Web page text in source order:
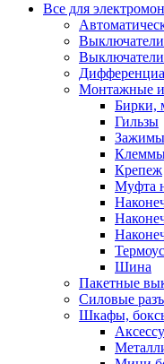
Все для
Выключатели
Монтажные
Бирки,
Гильзы
Крепеж
Муфта
Шина
Пакетные
Силовые
Шкафы,